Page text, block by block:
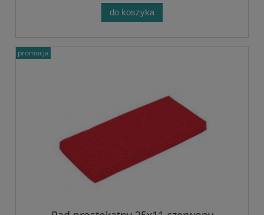
do koszyka
promocja